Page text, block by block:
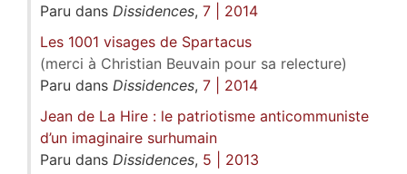
Paru dans Dissidences, 7 | 2014
Les 1001 visages de Spartacus
(merci à Christian Beuvain pour sa relecture)
Paru dans Dissidences, 7 | 2014
Jean de La Hire : le patriotisme anticommuniste
d’un imaginaire surhumain
Paru dans Dissidences, 5 | 2013